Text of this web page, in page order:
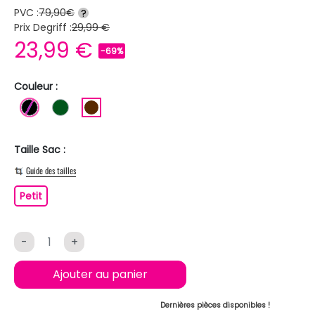
PVC :79,90€ ?
Prix Degriff :29,99 €
23,99 € -69%
Couleur :
NOIR VERT FONCE
Taille Sac :
Guide des tailles
PetitPetit
- +
Ajouter au panier
Dernières pièces disponibles !